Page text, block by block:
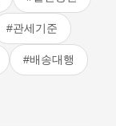
#관세기준
#배송대행